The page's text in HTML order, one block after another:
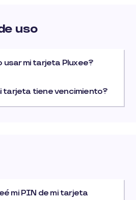
uso
usar mi tarjeta Pluxee?
tarjeta tiene vencimiento?
mi PIN de mi tarjeta